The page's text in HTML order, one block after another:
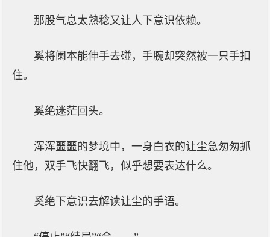
那股气息太熟稔又让人下意识依赖。
奚将阑本能伸手去碰，手腕却突然被一只手扣
住。
奚绝迷茫回头。
浑浑噩噩的梦境中，一身白衣的让尘急匆匆抓
住他，双手飞快翻飞，似乎想要表达什么。
奚绝下意识去解读让尘的手语。